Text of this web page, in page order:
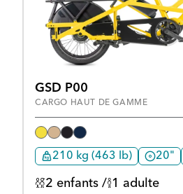
GSD P00
CARGO HAUT DE GAMME
210 kg (463 lb) 20"
2 enfants / 1 adulte